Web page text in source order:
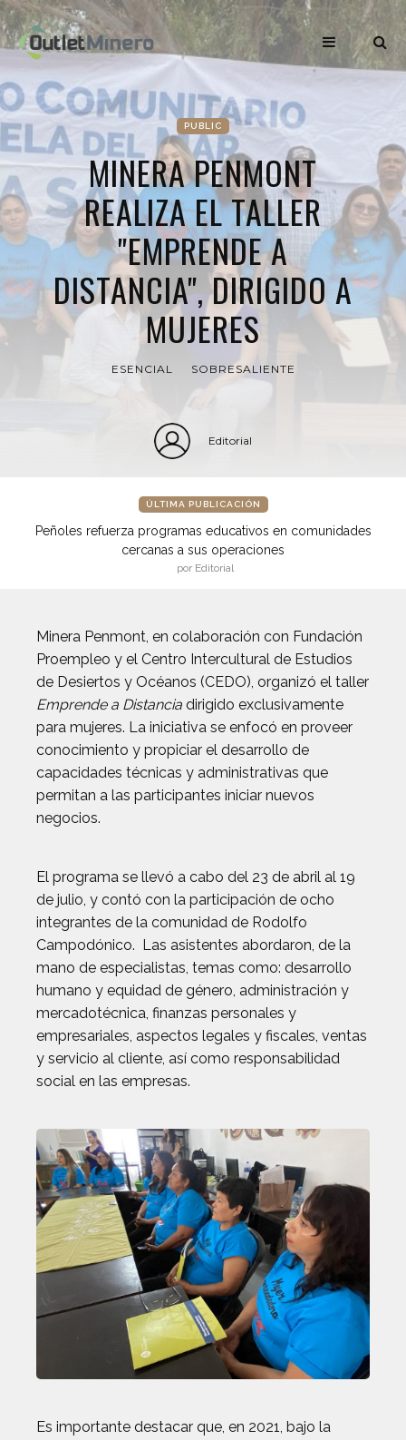
PUBLIC
MINERA PENMONT
REALIZA EL TALLER
"EMPRENDE A
DISTANCIA", DIRIGIDO A
MUJERES
ESENCIAL SOBRESALIENTE
Editorial
ÚLTIMA PUBLICACIÓN
Peñoles refuerza programas educativos en comunidades
cercanas a sus operaciones
por Editorial
Minera Penmont, en colaboración con Fundación
Proempleo y el Centro Intercultural de Estudios
de Desiertos y Océanos (CEDO), organizó el taller
Emprende a Distancia dirigido exclusivamente
para mujeres. La iniciativa se enfocó en proveer
conocimiento y propiciar el desarrollo de
capacidades técnicas y administrativas que
permitan a las participantes iniciar nuevos
negocios.
El programa se llevó a cabo del 23 de abril al 19
de julio, y contó con la participación de ocho
integrantes de la comunidad de Rodolfo
Campodónico. Las asistentes abordaron, de la
mano de especialistas, temas como: desarrollo
humano y equidad de género, administración y
mercadotécnica, finanzas personales y
empresariales, aspectos legales y fiscales, ventas
y servicio al cliente, así como responsabilidad
social en las empresas.
Es importante destacar que, en 2021, bajo la